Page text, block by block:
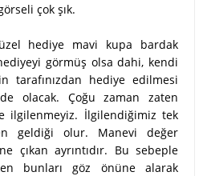
çok şık.
hediye mavi kupa bardak
görmüş olsa dahi, kendi
tarafınızdan hediye edilmesi
olacak. Çoğu zaman zaten
ilgilenmeyiz. İlgilendiğimiz tek
geldiği olur. Manevi değer
çıkan ayrıntıdır. Bu sebeple
bunları göz önüne alarak